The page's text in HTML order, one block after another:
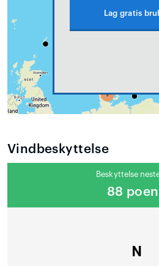
Lag gratis
Vindbeskyttelse
Beskyttelse
88
N